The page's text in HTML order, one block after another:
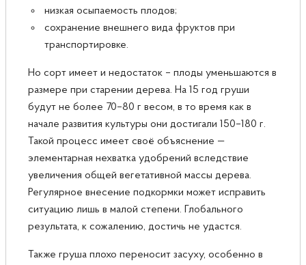
низкая осыпаемость плодов;
сохранение внешнего вида фруктов при
транспортировке.
Но сорт имеет и недостаток – плоды уменьшаются в
размере при старении дерева. На 15 год груши
будут не более 70–80 г весом, в то время как в
начале развития культуры они достигали 150–180 г.
Такой процесс имеет своё объяснение —
элементарная нехватка удобрений вследствие
увеличения общей вегетативной массы дерева.
Регулярное внесение подкормки может исправить
ситуацию лишь в малой степени. Глобального
результата, к сожалению, достичь не удастся.
Также груша плохо переносит засуху, особенно в